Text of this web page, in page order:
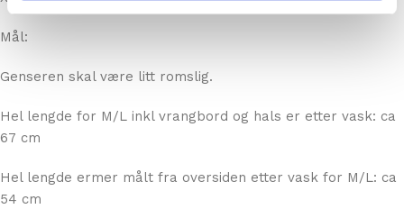
XS/S – (M/ L) – XL/XXL
Mål:
Genseren skal være litt romslig.
67 cm